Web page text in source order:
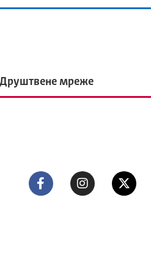
Друштвене мреже